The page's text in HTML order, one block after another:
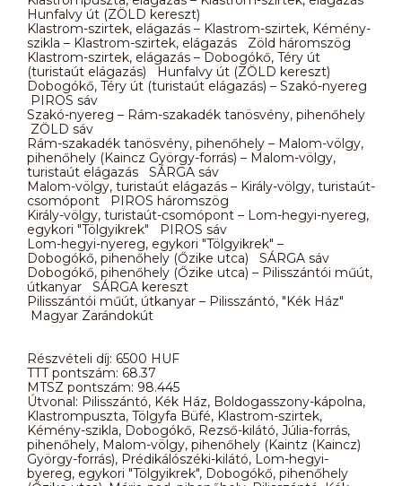
Hunfalvy út (ZÖLD kereszt)
Klastrom-szirtek, elágazás – Klastrom-szirtek, Kémény-
szikla – Klastrom-szirtek, elágazás Zöld háromszög
Klastrom-szirtek, elágazás – Dobogókő, Téry út
(turistaút elágazás) Hunfalvy út (ZÖLD kereszt)
Dobogókő, Téry út (turistaút elágazás) – Szakó-nyereg
PIROS sáv
Szakó-nyereg – Rám-szakadék tanösvény, pihenőhely
ZÖLD sáv
Rám-szakadék tanösvény, pihenőhely – Malom-völgy,
pihenőhely (Kaincz György-forrás) – Malom-völgy,
turistaút elágazás SÁRGA sáv
Malom-völgy, turistaút elágazás – Király-völgy, turistaút-
csomópont PIROS háromszög
Király-völgy, turistaút-csomópont – Lom-hegyi-nyereg,
egykori "Tölgyikrek" PIROS sáv
Lom-hegyi-nyereg, egykori "Tölgyikrek" –
Dobogókő, pihenőhely (Őzike utca) SÁRGA sáv
Dobogókő, pihenőhely (Őzike utca) – Pilisszántói műút,
útkanyar SÁRGA kereszt
Pilisszántói műút, útkanyar – Pilisszántó, "Kék Ház"
Magyar Zarándokút
Részvételi díj: 6500 HUF
TTT pontszám: 68.37
MTSZ pontszám: 98.445
Útvonal: Pilisszántó, Kék Ház, Boldogasszony-kápolna,
Klastrompuszta, Tölgyfa Büfé, Klastrom-szirtek,
Kémény-szikla, Dobogókő, Rezső-kilátó, Júlia-forrás,
pihenőhely, Malom-völgy, pihenőhely (Kaintz (Kaincz)
György-forrás), Prédikálószéki-kilátó, Lom-hegyi-
byereg, egykori "Tölgyikrek", Dobogókő, pihenőhely